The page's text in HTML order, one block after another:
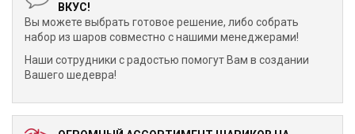
ВКУС!
Вы можете выбрать готовое решение, либо собрать
набор из шаров совместно с нашими менеджерами!
Наши сотрудники с радостью помогут Вам в создании
Вашего шедевра!